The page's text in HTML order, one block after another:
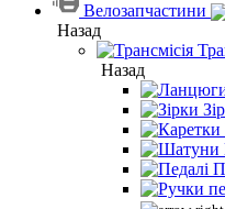
Велозапчастини
Назад
Назад